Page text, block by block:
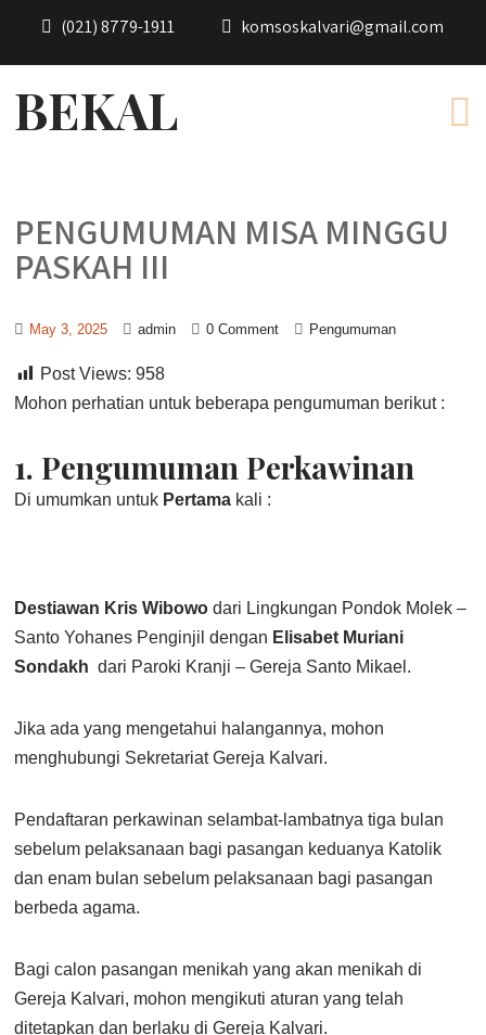
(021) 8779-1911 komsoskalvari@gmail.com
BEKAL
PENGUMUMAN MISA MINGGU
PASKAH III
May 3, 2025 admin 0 Comment Pengumuman
Post Views: 958
Mohon perhatian untuk beberapa pengumuman berikut :
1. Pengumuman Perkawinan
Di umumkan untuk Pertama kali :
Destiawan Kris Wibowodari Lingkungan Pondok Molek –
Santo Yohanes Penginjil dengan Elisabet Muriani
Sondakh dari Paroki Kranji – Gereja Santo Mikael.
Jika ada yang mengetahui halangannya, mohon
menghubungi Sekretariat Gereja Kalvari.
Pendaftaran perkawinan selambat-lambatnya tiga bulan
sebelum pelaksanaan bagi pasangan keduanya Katolik
dan enam bulan sebelum pelaksanaan bagi pasangan
berbeda agama.
Bagi calon pasangan menikah yang akan menikah di
Gereja Kalvari, mohon mengikuti aturan yang telah
ditetapkan dan berlaku di Gereja Kalvari.